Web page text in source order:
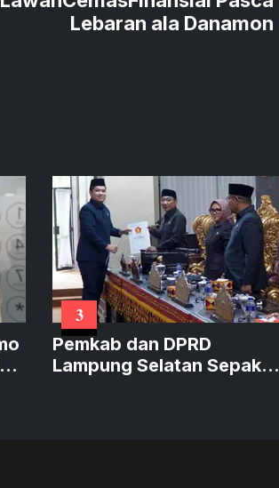
Lebaran ala Danamon
3
Pemkab dan DPRD
Lampung Selatan Sepakati